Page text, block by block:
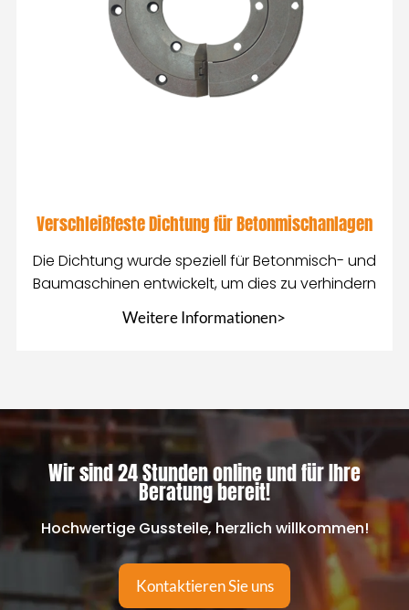
Verschleißfeste Dichtung für Betonmischanlagen
Die Dichtung wurde speziell für Betonmisch- und
Baumaschinen entwickelt, um dies zu verhindern
Weitere Informationen>
Wir sind 24 Stunden online und für Ihre
Beratung bereit!
Hochwertige Gussteile, herzlich willkommen!
Kontaktieren Sie uns